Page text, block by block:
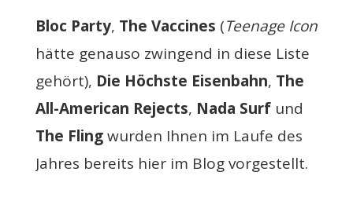
Bloc Party, The Vaccines (Teenage Icon
hätte genauso zwingend in diese Liste
gehört), Die Höchste Eisenbahn, The
All-American Rejects, Nada Surfund
The Flingwurden Ihnen im Laufe des
Jahres bereits hier im Blog vorgestellt.